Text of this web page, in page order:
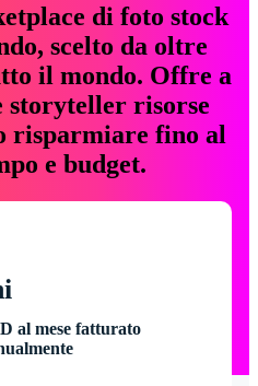
di foto stock
scelto da oltre
il mondo. Offre a
storyteller risorse
risparmiare fino al
e budget.
al mese fatturato